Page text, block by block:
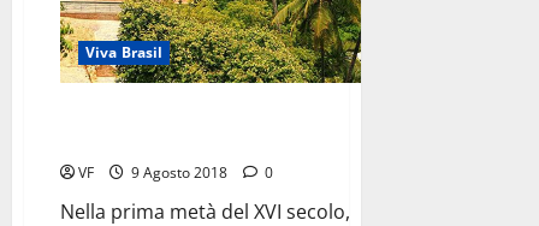
Viva Brasil
VF 9 Agosto 2018 0
Nella prima metà del XVI secolo,